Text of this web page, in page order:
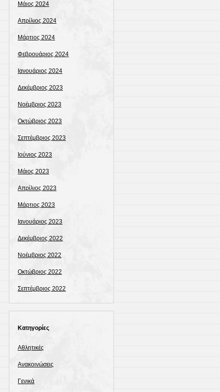
Μάιος 2024
Απρίλιος 2024
Μάρτιος 2024
Φεβρουάριος 2024
Ιανουάριος 2024
Δεκέμβριος 2023
Νοέμβριος 2023
Οκτώβριος 2023
Σεπτέμβριος 2023
Ιούνιος 2023
Μάιος 2023
Απρίλιος 2023
Μάρτιος 2023
Ιανουάριος 2023
Δεκέμβριος 2022
Νοέμβριος 2022
Οκτώβριος 2022
Σεπτέμβριος 2022
Kατηγορίες
Αθλητικές
Ανακοινώσεις
Γενικά